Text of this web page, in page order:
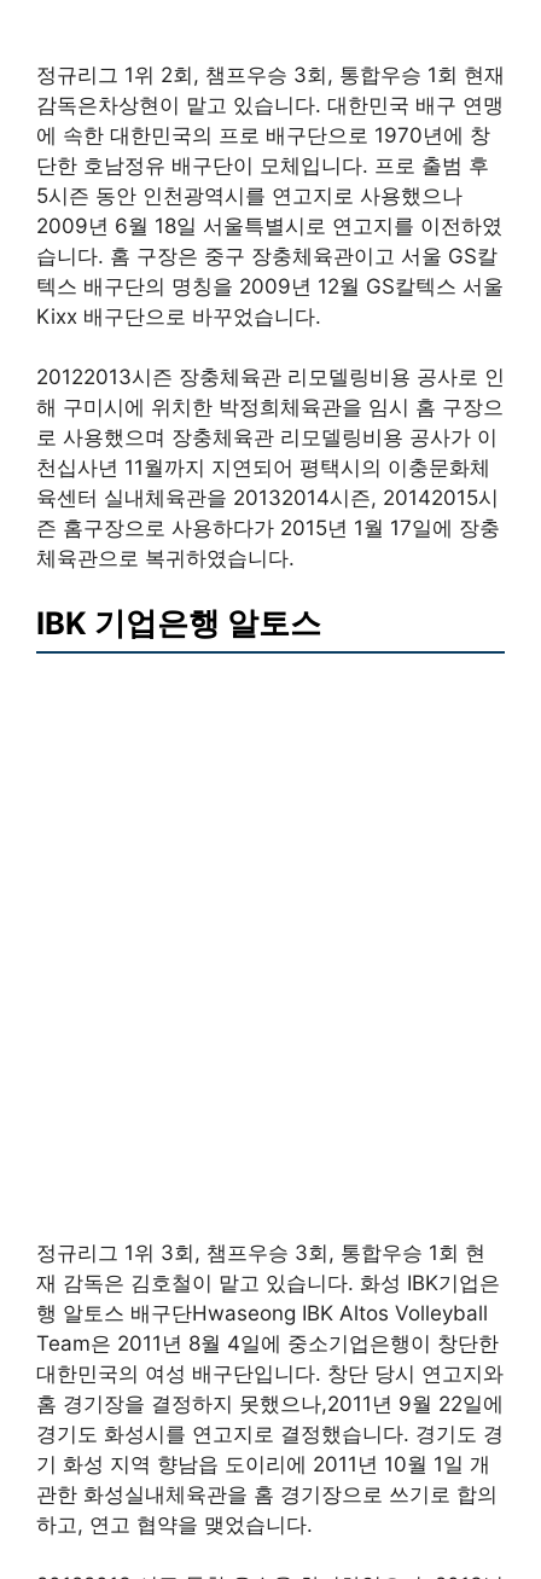
정규리그 1위 2회, 챔프우승 3회, 통합우승 1회 현재
감독은차상현이 맡고 있습니다. 대한민국 배구 연맹
에 속한 대한민국의 프로 배구단으로 1970년에 창
단한 호남정유 배구단이 모체입니다. 프로 출범 후
5시즌 동안 인천광역시를 연고지로 사용했으나
2009년 6월 18일 서울특별시로 연고지를 이전하였
습니다. 홈 구장은 중구 장충체육관이고 서울 GS칼
텍스 배구단의 명칭을 2009년 12월 GS칼텍스 서울
Kixx 배구단으로 바꾸었습니다.
20122013시즌 장충체육관 리모델링비용 공사로 인
해 구미시에 위치한 박정희체육관을 임시 홈 구장으
로 사용했으며 장충체육관 리모델링비용 공사가 이
천십사년 11월까지 지연되어 평택시의 이충문화체
육센터 실내체육관을 20132014시즌, 20142015시
즌 홈구장으로 사용하다가 2015년 1월 17일에 장충
체육관으로 복귀하였습니다.
IBK 기업은행 알토스
정규리그 1위 3회, 챔프우승 3회, 통합우승 1회 현
재 감독은 김호철이 맡고 있습니다. 화성 IBK기업은
행 알토스 배구단Hwaseong IBK Altos Volleyball
Team은 2011년 8월 4일에 중소기업은행이 창단한
대한민국의 여성 배구단입니다. 창단 당시 연고지와
홈 경기장을 결정하지 못했으나,2011년 9월 22일에
경기도 화성시를 연고지로 결정했습니다. 경기도 경
기 화성 지역 향남읍 도이리에 2011년 10월 1일 개
관한 화성실내체육관을 홈 경기장으로 쓰기로 합의
하고, 연고 협약을 맺었습니다.